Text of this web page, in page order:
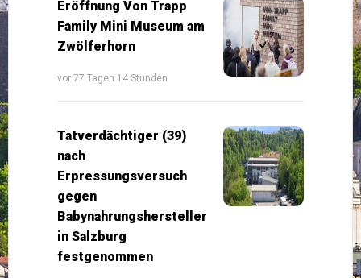
Eröffnung Von Trapp
Family Mini Museum am
Zwölferhorn
vor 77 Tagen 14 Stunden
Tatverdächtiger (39)
nach
Erpressungsversuch
gegen
Babynahrungshersteller
in Salzburg
festgenommen